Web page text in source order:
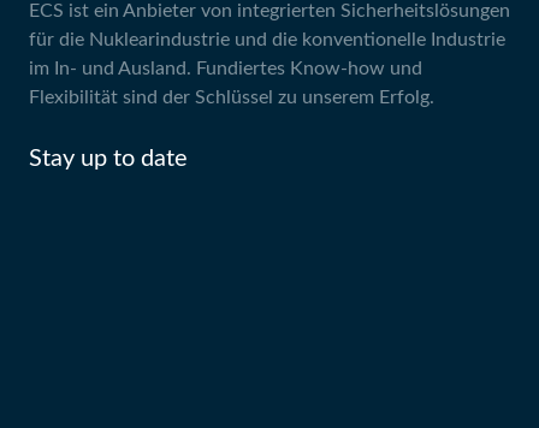
ECS ist ein Anbieter von integrierten Sicherheitslösungen
für die Nuklearindustrie und die konventionelle Industrie
im In- und Ausland. Fundiertes Know-how und
Flexibilität sind der Schlüssel zu unserem Erfolg.
Stay up to date